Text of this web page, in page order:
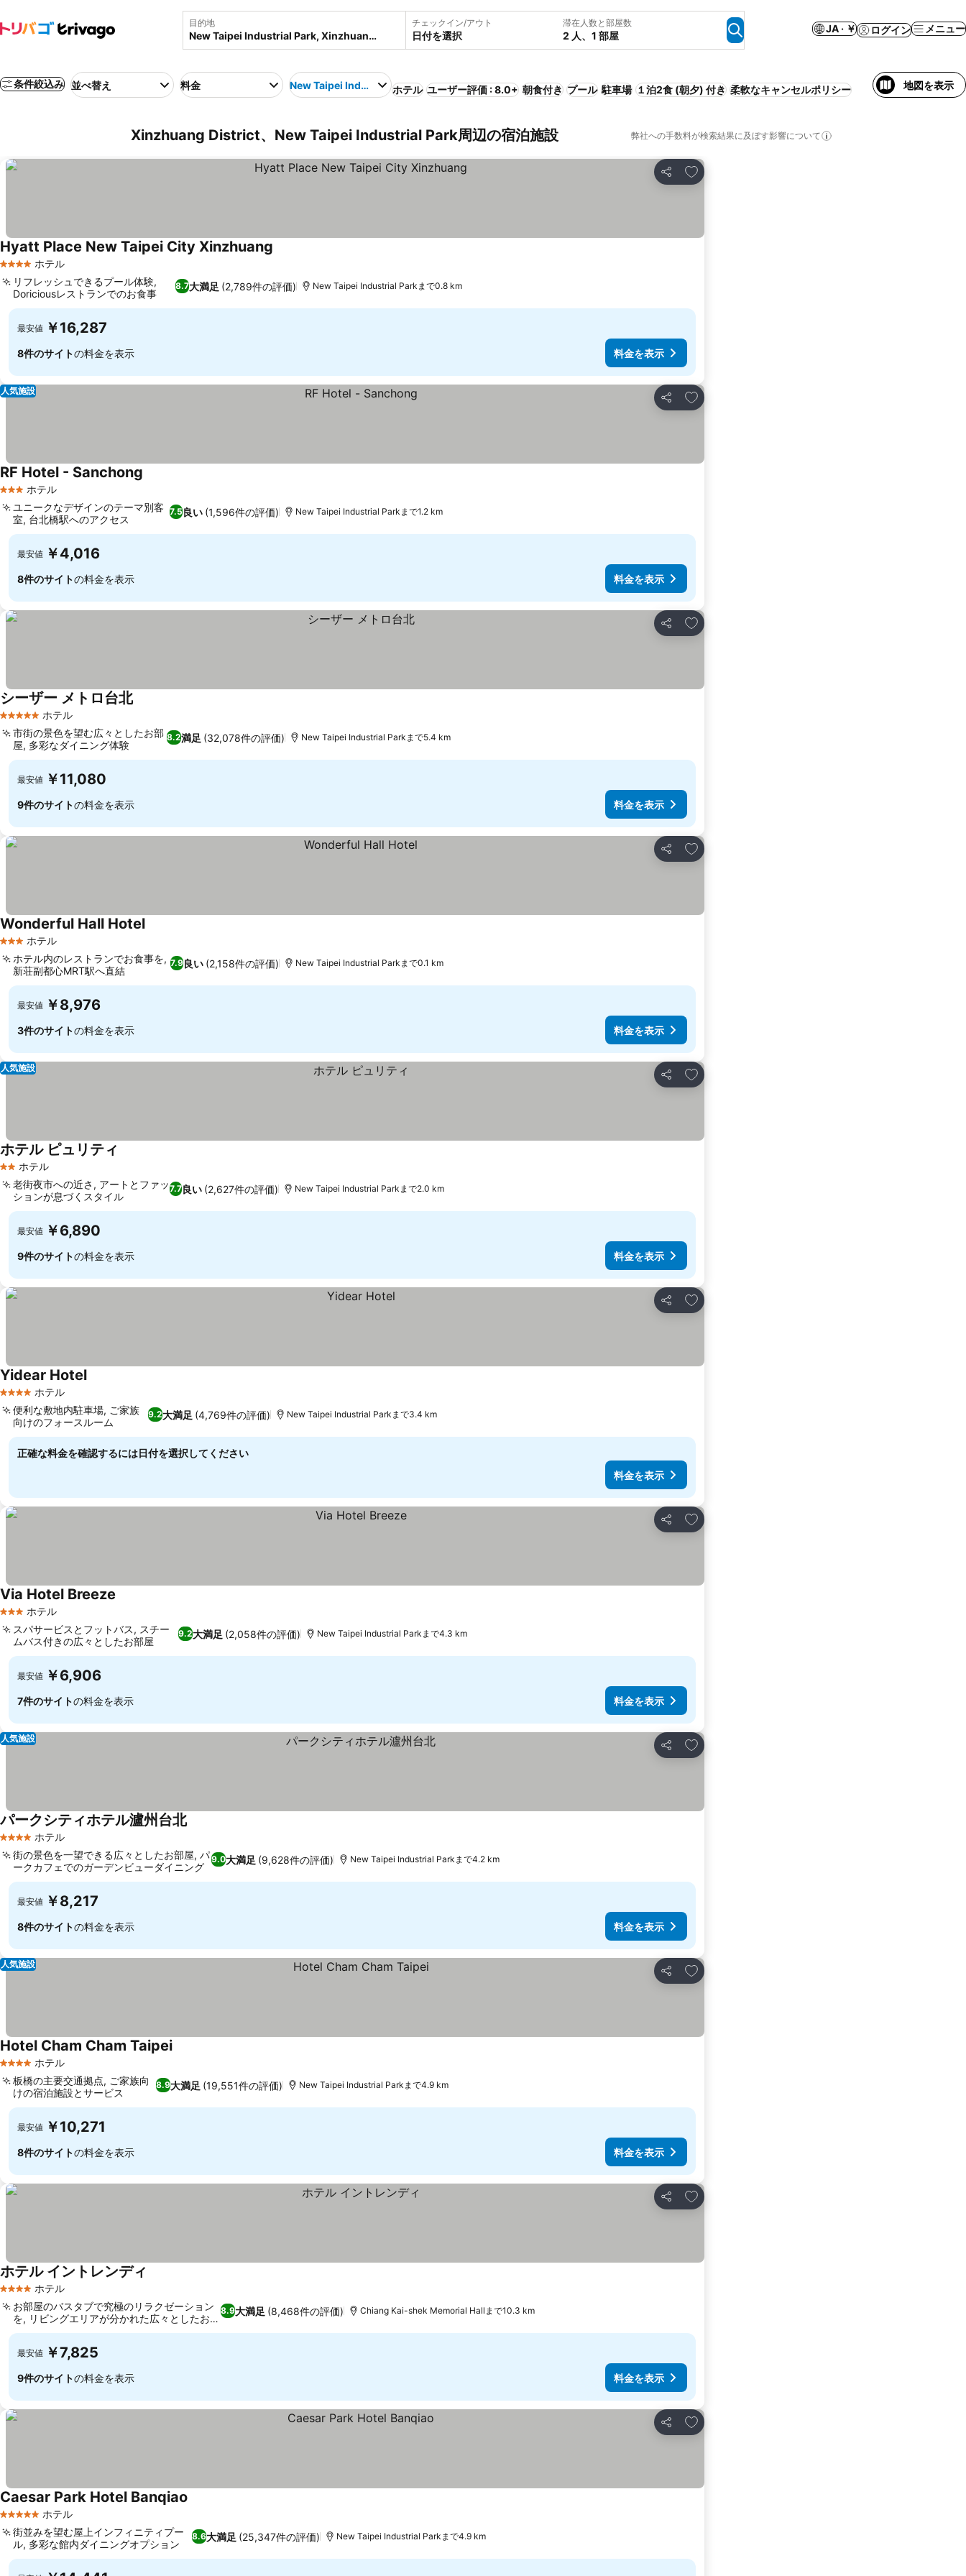
目的地 チェックイン/アウト
日付を選択
滞在人数と部屋数
2 人、1 部屋
JA · ￥ ログイン メニュー
条件絞込み 並べ替え 料金 New Taipei Industrial Park
ホテル ユーザー評価 : 8.0+ 朝食付き プール 駐車場 １泊2食 (朝夕) 付き 柔軟なキャンセルポリシー 地図を表示
Xinzhuang District、New Taipei Industrial Park周辺の宿泊施設 弊社への手数料が検索結果に及ぼす影響について
シェア
お気に入りに追加
4 ホテルのランク
ホテル
Hyatt Place New Taipei City Xinzhuang
8.7大満足 (2,789件の評価)
リフレッシュできるプール体験,
Doriciousレストランでのお食事
New Taipei Industrial Parkまで0.8 km
最安値 ￥16,287
8件のサイトの料金を表示 料金を表示
シェア
お気に入りに追加
人気施設
3 ホテルのランク
ホテル
RF Hotel - Sanchong
7.5良い (1,596件の評価)
ユニークなデザインのテーマ別客
室, 台北橋駅へのアクセス
New Taipei Industrial Parkまで1.2 km
最安値 ￥4,016
8件のサイトの料金を表示 料金を表示
シェア
お気に入りに追加
5 ホテルのランク
ホテル
シーザー メトロ台北料金を表示
8.2満足 (32,078件の評価)
市街の景色を望む広々としたお部
屋, 多彩なダイニング体験
New Taipei Industrial Parkまで5.4 km
最安値 ￥11,080
9件のサイトの料金を表示 料金を表示
シェア
お気に入りに追加
3 ホテルのランク
ホテル
Wonderful Hall Hotel料金を表示
7.9良い (2,158件の評価)
ホテル内のレストランでお食事を,
新荘副都心MRT駅へ直結
New Taipei Industrial Parkまで0.1 km
最安値 ￥8,976
3件のサイトの料金を表示 料金を表示
シェア
お気に入りに追加
人気施設
2 ホテルのランク
ホテル
ホテル ピュリティ
7.7良い (2,627件の評価)
老街夜市への近さ, アートとファッ
ションが息づくスタイル
New Taipei Industrial Parkまで2.0 km
最安値 ￥6,890
9件のサイトの料金を表示 料金を表示
シェア
お気に入りに追加
4 ホテルのランク
ホテル
Yidear Hotel料金を表示
9.2大満足 (4,769件の評価)
便利な敷地内駐車場, ご家族
向けのフォースルーム
New Taipei Industrial Parkまで3.4 km
正確な料金を確認するには日付を選択してください
料金を表示
シェア
お気に入りに追加
3 ホテルのランク
ホテル
Via Hotel Breeze
9.2大満足 (2,058件の評価)
スパサービスとフットバス, スチー
ムバス付きの広々としたお部屋
New Taipei Industrial Parkまで4.3 km
最安値 ￥6,906
7件のサイトの料金を表示 料金を表示
シェア
お気に入りに追加
人気施設
4 ホテルのランク
ホテル
パークシティホテル瀘州台北料金を表示
9.0大満足 (9,628件の評価)
街の景色を一望できる広々としたお部屋, パ
ークカフェでのガーデンビューダイニング
New Taipei Industrial Parkまで4.2 km
最安値 ￥8,217
8件のサイトの料金を表示 料金を表示
シェア
お気に入りに追加
人気施設
4 ホテルのランク
ホテル
Hotel Cham Cham Taipei料金を表示
8.9大満足 (19,551件の評価)
板橋の主要交通拠点, ご家族向
けの宿泊施設とサービス
New Taipei Industrial Parkまで4.9 km
最安値 ￥10,271
8件のサイトの料金を表示 料金を表示
シェア
お気に入りに追加
4 ホテルのランク
ホテル
ホテル イントレンディ
8.9大満足 (8,468件の評価)
お部屋のバスタブで究極のリラクゼーション
を, リビングエリアが分かれた広々としたお部
屋
Chiang Kai-shek Memorial Hallまで10.3 km
最安値 ￥7,825
9件のサイトの料金を表示 料金を表示
シェア
お気に入りに追加
5 ホテルのランク
ホテル
Caesar Park Hotel Banqiao
8.6大満足 (25,347件の評価)
街並みを望む屋上インフィニティプー
ル, 多彩な館内ダイニングオプション
New Taipei Industrial Parkまで4.9 km